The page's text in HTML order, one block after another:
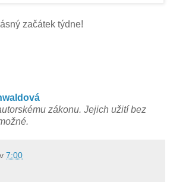
začátek týdne!
zákonu. Jejich užití bez
v 7:00